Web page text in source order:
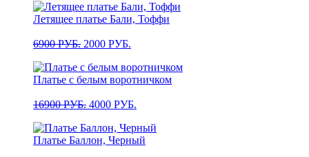
Летящее платье Бали, Тоффи
6900РУБ. Первоначальная
составляла
6900 РУБ..
2000 РУБ.
2000 РУБ..
Платье с белым воротничком
16900РУБ. Первоначальная
составляла
16900 РУБ..
4000 РУБ.
4000 РУБ..
Платье Баллон, Черный